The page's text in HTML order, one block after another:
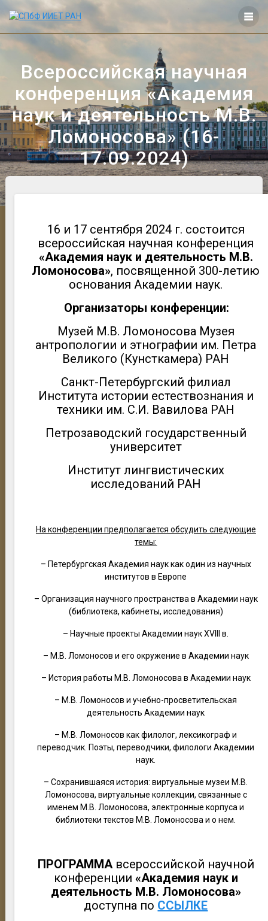
Перейти
Всероссийская научная
конференция «Академия
наук и деятельность М.В.
Ломоносова» (16-
17.09.2024)
16 и 17 сентября 2024 г. состоится
всероссийская научная конференция
«Академия наук и деятельность М.В.
Ломоносова», посвященной 300-летию
основания Академии наук.
Организаторы конференции:
Музей М.В. Ломоносова Музея
антропологии и этнографии им. Петра
Великого (Кунсткамера) РАН
Санкт-Петербургский филиал
Института истории естествознания и
техники им. С.И. Вавилова РАН
Петрозаводский государственный
университет
Институт лингвистических
исследований РАН
На конференции предполагается обсудить следующие
темы:
– Петербургская Академия наук как один из научных
институтов в Европе
– Организация научного пространства в Академии наук
(библиотека, кабинеты, исследования)
– Научные проекты Академии наук XVIII в.
– М.В. Ломоносов и его окружение в Академии наук
– История работы М.В. Ломоносова в Академии наук
– М.В. Ломоносов и учебно-просветительская
деятельность Академии наук
– М.В. Ломоносов как филолог, лексикограф и
переводчик. Поэты, переводчики, филологи Академии
наук.
– Сохранившаяся история: виртуальные музеи М.В.
Ломоносова, виртуальные коллекции, связанные с
именем М.В. Ломоносова, электронные корпуса и
библиотеки текстов М.В. Ломоносова и о нем.
ПРОГРАММАвсероссийской научной
конференции «Академия наук и
деятельность М.В. Ломоносова»
доступна по ССЫЛКЕ